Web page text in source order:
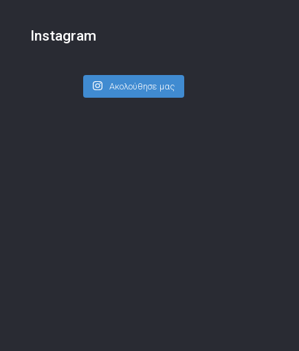
Instagram
Ακολούθησε μας